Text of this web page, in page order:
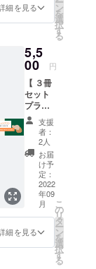
いて
メール
でご連
しま
す。
※KAGA
N
HOTEL
宿泊割
引券の
有効期
限は
2023/3/
15まで
となり
ます。
ちこの
リター
決まっ
ている
ホテル
は、 ・
北海道
「ONS
EN
RYOKA
N 由縁
札幌」
(宿泊券)
・京都
「KAG
」(宿泊
割引券)
をご確
ション
望する
メン
バー
名」を
ご選択
くださ
い。後
日、メ
ンバー
から連
絡させ
ていた
だきま
す。 メ
ンバー
の友人
向け！
※各自で
Folte.1
冊 ・デ
ジタル
版) ・お
礼の手
紙 デザ
インに
興味が
ある方
に！ ※
デザイ
ン講座
の開催
日程に
関しま
して
は、ク
ラウド
ファン
ディン
細を見る ン
を
選
択
す
る
5,5
00 円
【 ３冊
セット
プラ
ン！】
・旅行
雑誌
Folte.3
冊 ・デ
ジタル
版(pdf
版) ・お
礼の手
紙 旅行
雑誌
Folte.を
3冊お届
支援
者：
2人
お届
け予
定：
2022
年09
月
細を見る
こ
の
リ
タ
ー
ン
を
選
択
す
る